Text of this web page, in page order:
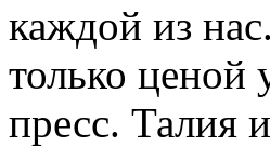
каждой из
только
пресс. Талия